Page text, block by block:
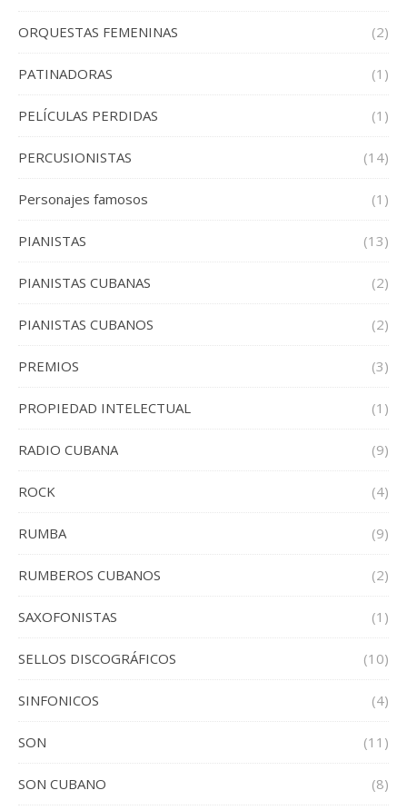
ORQUESTAS FEMENINAS (2)
PATINADORAS (1)
PELÍCULAS PERDIDAS (1)
PERCUSIONISTAS (14)
Personajes famosos (1)
PIANISTAS (13)
PIANISTAS CUBANAS (2)
PIANISTAS CUBANOS (2)
PREMIOS (3)
PROPIEDAD INTELECTUAL (1)
RADIO CUBANA (9)
ROCK (4)
RUMBA (9)
RUMBEROS CUBANOS (2)
SAXOFONISTAS (1)
SELLOS DISCOGRÁFICOS (10)
SINFONICOS (4)
SON (11)
SON CUBANO (8)